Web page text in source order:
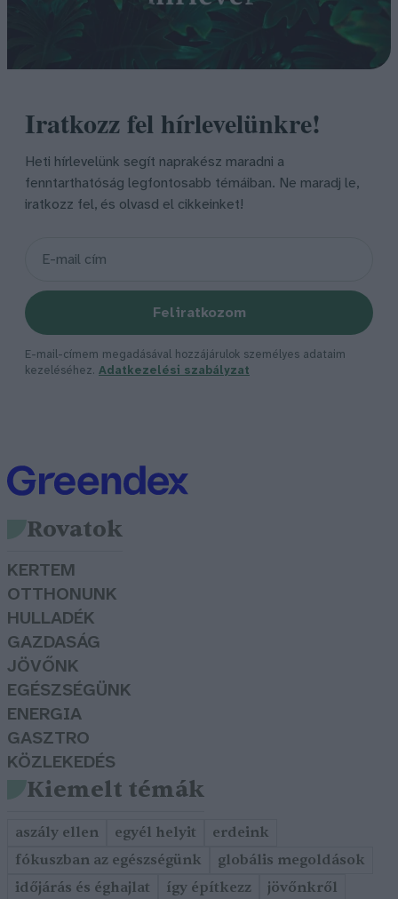
Iratkozz fel hírlevelünkre!
Heti hírlevelünk segít naprakész maradni a
fenntarthatóság legfontosabb témáiban. Ne maradj le,
iratkozz fel, és olvasd el cikkeinket!
Feliratkozom
E-mail-címem megadásával hozzájárulok személyes adataim
kezeléséhez. Adatkezelési szabályzat
Rovatok
KERTEM
OTTHONUNK
HULLADÉK
GAZDASÁG
JÖVŐNK
EGÉSZSÉGÜNK
ENERGIA
GASZTRO
KÖZLEKEDÉS
Kiemelt témák
aszály ellen egyél helyit
erdeink
fókuszban az egészségünk
globális megoldások
időjárás és éghajlat
így építkezz jövőnkről